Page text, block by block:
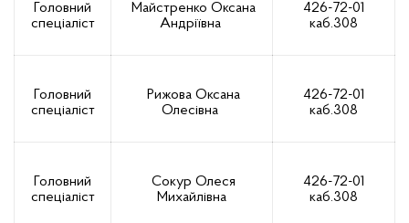
Головний
спеціаліст
Майстренко Оксана
Андріївна
426-72-01
каб.308
Головний
спеціаліст
Рижова Оксана
Олесівна
426-72-01
каб.308
Головний
спеціаліст
Сокур Олеся
Михайлівна
426-72-01
каб.308